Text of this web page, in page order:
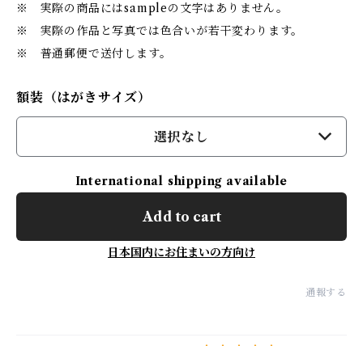
※ 実際の商品にはsampleの文字はありません。
※ 実際の作品と写真では色合いが若干変わります。
※ 普通郵便で送付します。
額装（はがきサイズ）
選択なし
International shipping available
Add to cart
日本国内にお住まいの方向け
通報する